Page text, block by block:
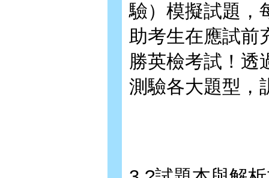
驗）模擬試題，
助考生在應試前
勝英檢考試！透
測驗各大題型，